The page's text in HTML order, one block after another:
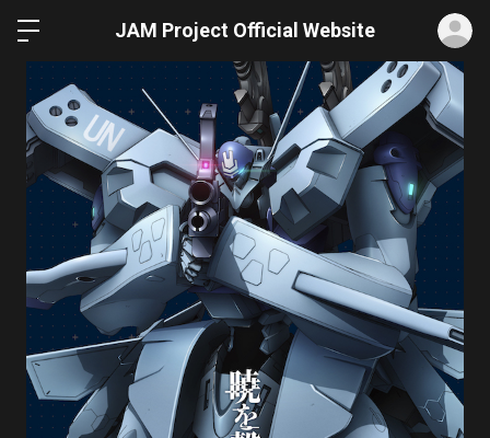
JAM Project Official Website